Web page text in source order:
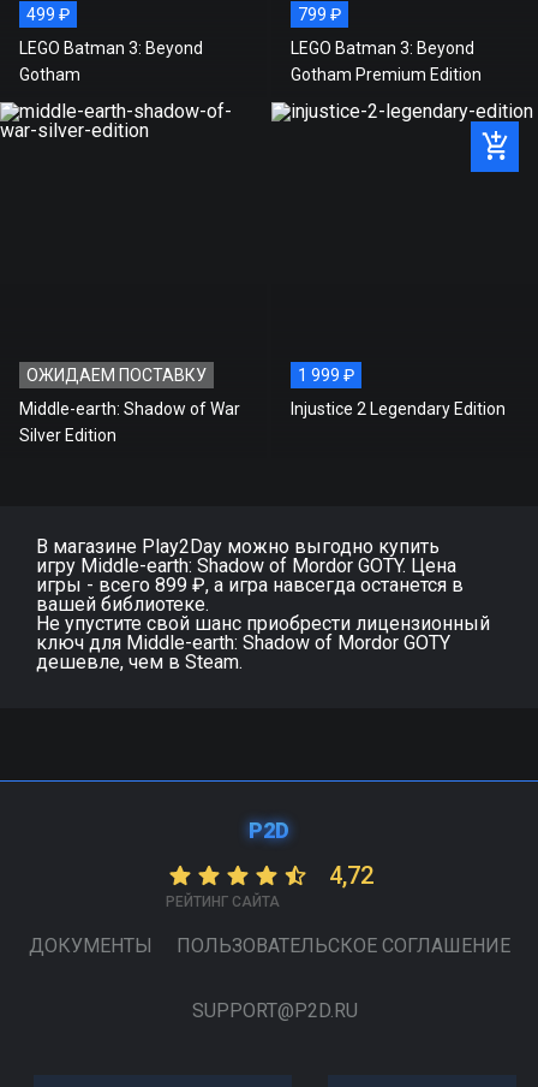
499 ₽
LEGO Batman 3: Beyond
Gotham
799 ₽
LEGO Batman 3: Beyond
Gotham Premium Edition
ОЖИДАЕМ ПОСТАВКУ
Middle-earth: Shadow of War
Silver Edition
1 999 ₽
Injustice 2 Legendary Edition
В магазине Play2Day можно выгодно купить
игру Middle-earth: Shadow of Mordor GOTY. Цена
игры - всего 899 ₽, а игра навсегда останется в
вашей библиотеке.
Не упустите свой шанс приобрести лицензионный
ключ для Middle-earth: Shadow of Mordor GOTY
дешевле, чем в Steam.
P2D
4,72
РЕЙТИНГ САЙТА
ДОКУМЕНТЫ ПОЛЬЗОВАТЕЛЬСКОЕ СОГЛАШЕНИЕ
SUPPORT@P2D.RU